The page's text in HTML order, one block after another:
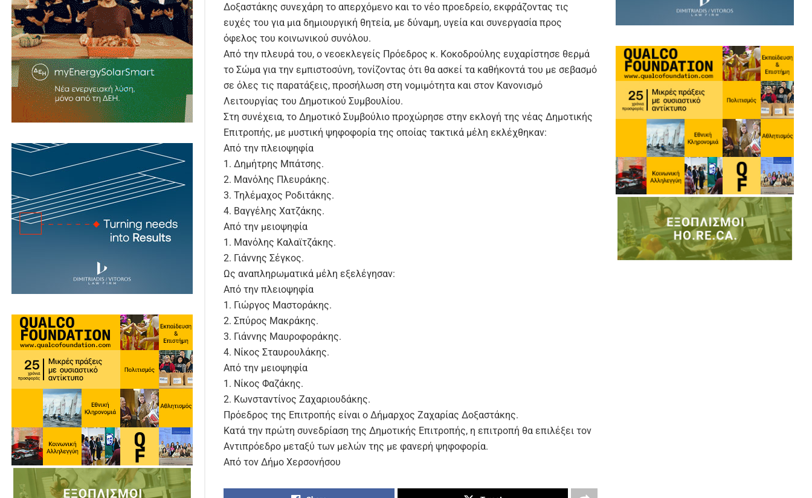
Δοξαστάκης συνεχάρη το απερχόμενο και το νέο προεδρείο, εκφράζοντας τις
ευχές του για μια δημιουργική θητεία, με δύναμη, υγεία και συνεργασία προς
όφελος του κοινωνικού συνόλου.
Από την πλευρά του, ο νεοεκλεγείς Πρόεδρος κ. Κοκοδρούλης ευχαρίστησε θερμά
το Σώμα για την εμπιστοσύνη, τονίζοντας ότι θα ασκεί τα καθήκοντά του με σεβασμό
σε όλες τις παρατάξεις, προσήλωση στη νομιμότητα και στον Κανονισμό
Λειτουργίας του Δημοτικού Συμβουλίου.
Στη συνέχεια, το Δημοτικό Συμβούλιο προχώρησε στην εκλογή της νέας Δημοτικής
Επιτροπής, με μυστική ψηφοφορία της οποίας τακτικά μέλη εκλέχθηκαν:
Από την πλειοψηφία
1. Δημήτρης Μπάτσης.
2. Μανόλης Πλευράκης.
3. Τηλέμαχος Ροδιτάκης.
4. Βαγγέλης Χατζάκης.
Από την μειοψηφία
1. Μανόλης Καλαϊτζάκης.
2. Γιάννης Σέγκος.
Ως αναπληρωματικά μέλη εξελέγησαν:
Από την πλειοψηφία
1. Γιώργος Μαστοράκης.
2. Σπύρος Μακράκης.
3. Γιάννης Μαυροφοράκης.
4. Νίκος Σταυρουλάκης.
Από την μειοψηφία
1. Νίκος Φαζάκης.
2. Κωνσταντίνος Ζαχαριουδάκης.
Πρόεδρος της Επιτροπής είναι ο Δήμαρχος Ζαχαρίας Δοξαστάκης.
Κατά την πρώτη συνεδρίαση της Δημοτικής Επιτροπής, η επιτροπή θα επιλέξει τον
Αντιπρόεδρο μεταξύ των μελών της με φανερή ψηφοφορία.
Από τον Δήμο Χερσονήσου